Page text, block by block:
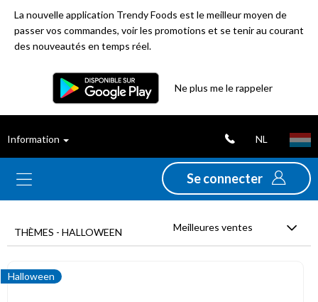
La nouvelle application Trendy Foods est le meilleur moyen de
passer vos commandes, voir les promotions et se tenir au courant
des nouveautés en temps réel.
Ne plus me le rappeler
Information NL
Se connecter
ventes
Nouveautés
Promotions
Déstockage
THÈMES - HALLOWEEN Meilleures ventes
Halloween